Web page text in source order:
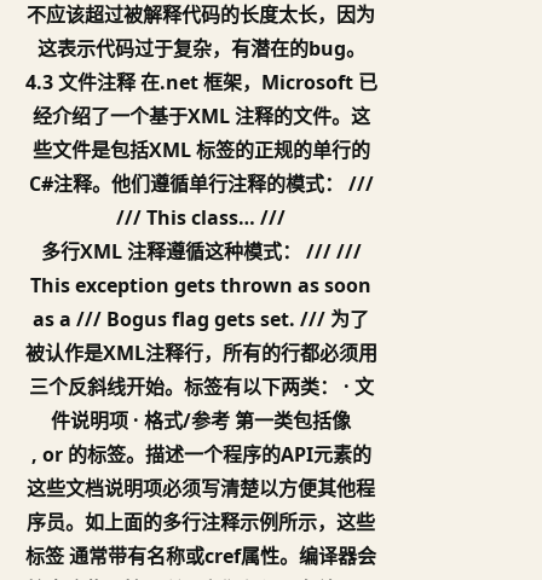
不应该超过被解释代码的长度太长，因为
这表示代码过于复杂，有潜在的bug。
4.3 文件注释 在.net 框架，Microsoft 已
经介绍了一个基于XML 注释的文件。这
些文件是包括XML 标签的正规的单行的
C#注释。他们遵循单行注释的模式： ///
/// This class… ///
多行XML 注释遵循这种模式： //////
This exception gets thrown as soon
as a /// Bogus flag gets set. /// 为了
被认作是XML注释行，所有的行都必须用
三个反斜线开始。标签有以下两类： · 文
件说明项 · 格式/参考 第一类包括像
, or 的标签。描述一个程序的API元素的
这些文档说明项必须写清楚以方便其他程
序员。如上面的多行注释示例所示，这些
标签 通常带有名称或cref属性。编译器会